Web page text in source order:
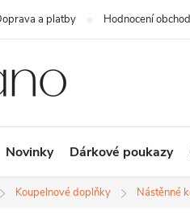
a platby Hodnocení
Novinky Dárkové poukazy
Koupelnové doplňky Nástěnné